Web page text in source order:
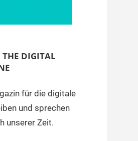
DIGITAL
für die digitale
und sprechen
unserer Zeit.